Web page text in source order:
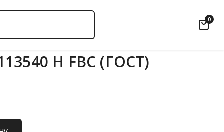
0
Н FBC (ГОСТ)